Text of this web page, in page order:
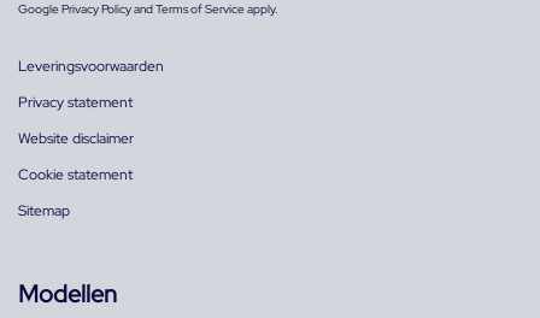
GooglePrivacy PolicyandTerms of Serviceapply.
Leveringsvoorwaarden
Privacy statement
Website disclaimer
Cookie statement
Sitemap
Modellen